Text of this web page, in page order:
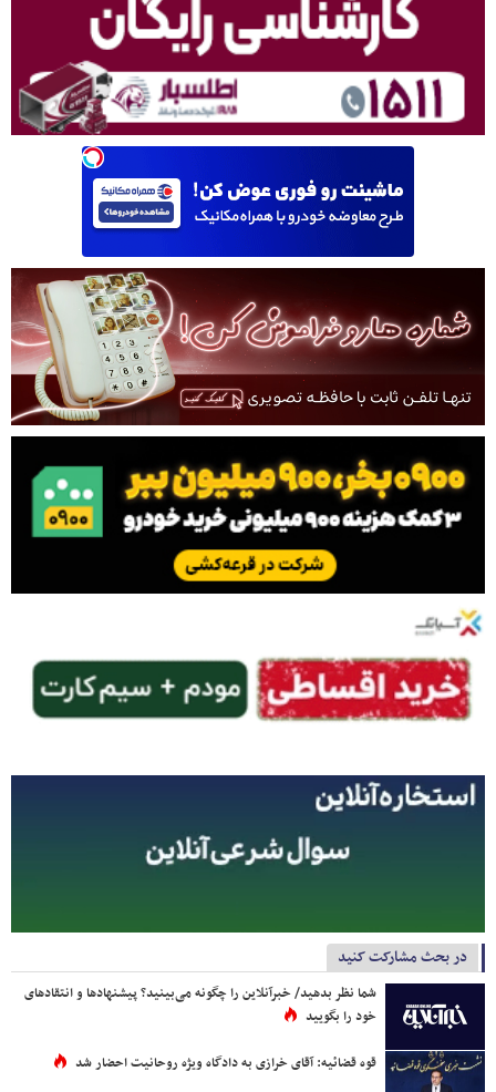
در بحث مشارکت کنید
شما نظر بدهید/ خبرآنلاین را چگونه می‌بینید؟ پیشنهادها و انتقادهای
خود را بگویید
قوه قضائیه: آقای خرازی به دادگاه ویژه روحانیت احضار شد